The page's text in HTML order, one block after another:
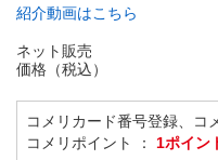
紹介動画はこちら
ネット販売
価格（税込）
コメリカード番号登録、コ
コメリポイント ： 1ポイン